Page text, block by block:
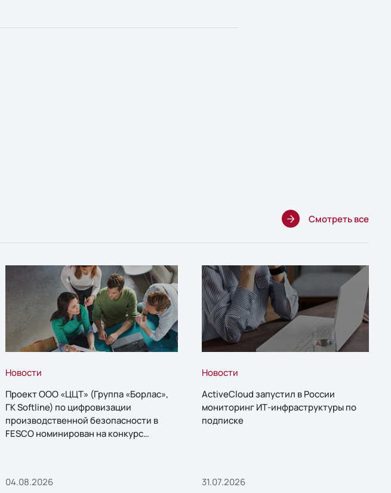
Смотреть все
Новости
Проект ООО «ЦЦТ» (Группа «Борлас»,
ГК Softline) по цифровизации
производственной безопасности в
FESCO номинирован на конкурс
04.08.2026
Новости
ActiveCloud запустил в России
мониторинг ИТ-инфраструктуры по
подписке
31.07.2026